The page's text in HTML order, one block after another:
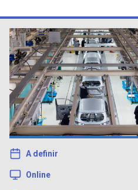
A definir
Online